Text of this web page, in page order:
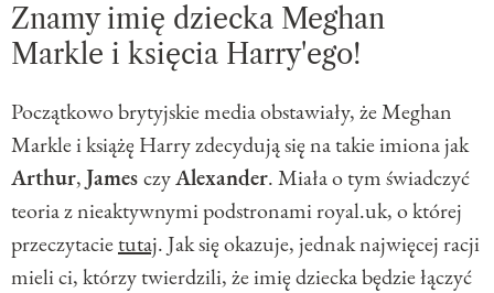
Znamy imię dziecka Meghan
Markle i księcia Harry'ego!
Początkowo brytyjskie media obstawiały, że Meghan
Markle i książę Harry zdecydują się na takie imiona jak
Arthur,JamesczyAlexander. Miała o tym świadczyć
teoria z nieaktywnymi podstronami royal.uk, o której
przeczytacietutaj. Jak się okazuje, jednak najwięcej racji
mieli ci, którzy twierdzili, że imię dziecka będzie łączyć